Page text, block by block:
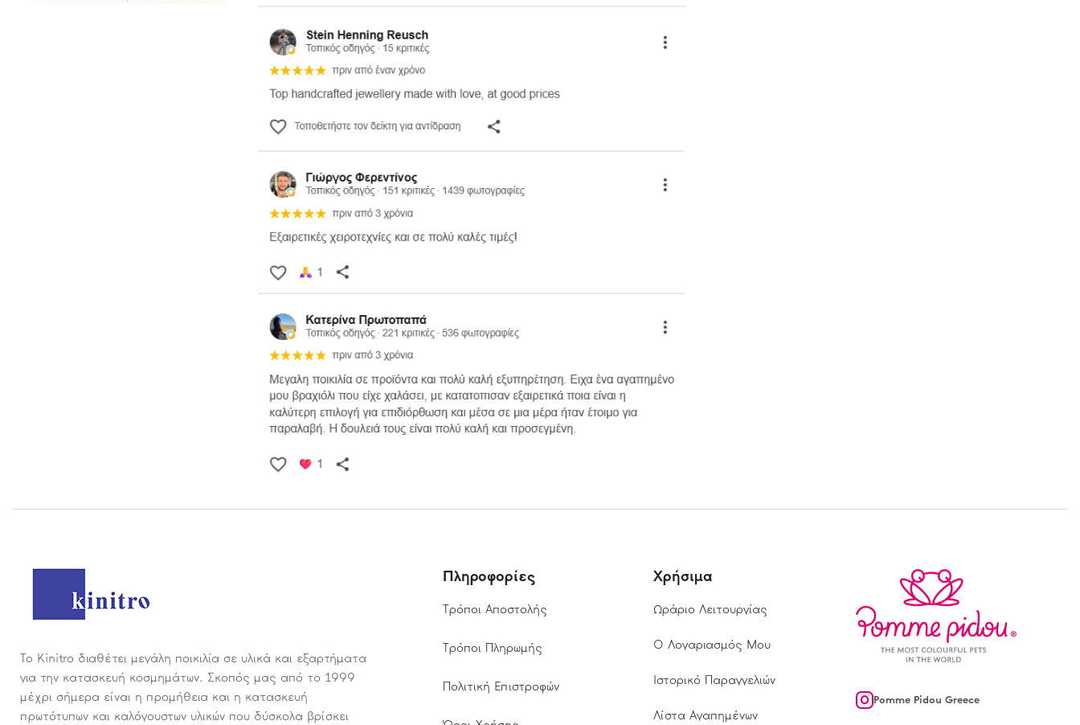
Το Kinitro διαθέτει μεγάλη ποικιλία σε υλικά και εξαρτήματα
για την κατασκευή κοσμημάτων. Σκοπός μας από το 1999
μέχρι σήμερα είναι η προμήθεια και η κατασκευή
πρωτότυπων και καλόγουστων υλικών που δύσκολα βρίσκει
Πληροφορίες
Τρόποι Αποστολής
Τρόποι Πληρωμής
Πολιτική Επιστροφών
Χρήσιμα
Ωράριο Λειτουργίας
Ο Λογαριασμός Μου
Ιστορικό Παραγγελιών
Λίστα Αγαπημένων
Pomme Pidou Greece